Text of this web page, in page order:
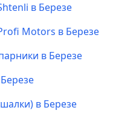
в Березе
Motors в Березе
в Березе
в Березе